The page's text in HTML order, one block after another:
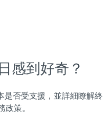
感到好奇？
是否受支援，並詳細瞭解終
策。